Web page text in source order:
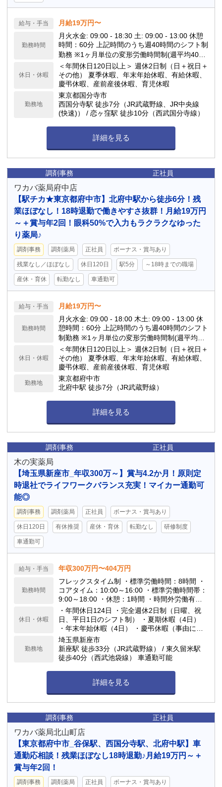
給与・手当 月給19万円〜
勤務時間
月火水金: 09:00 - 18:30 土: 09:00 - 13:00 休憩
時間：60分 上記時間のうち週40時間のシフト制
勤務 ※1ヶ月単位の変形労働時間制(週平均40時
間以内) 時間外労働：有（あっても月10時間以
内です！） 基本はサクッと定時退社できる日も
多いので、仕事終わりの予定も立てやすい環境
です。
休日・休暇
＜年間休日120日以上＞ 週休2日制（日＋祝日＋
その他） 夏季休暇、年末年始休暇、有給休暇、
慶弔休暇、産前産後休暇、育児休暇
勤務地
東京都国分寺市
西国分寺駅 徒歩7分（JR武蔵野線、JR中央線
(快速)） / 恋ヶ窪駅 徒歩10分（西武国分寺線）
詳細を見る
調剤事務 正社員
ワカバ薬局府中店
【駅チカ★東京都府中市】北府中駅から徒歩6分！残
業ほぼなし！18時退勤で働きやすさ抜群！月給19万円
～＋賞与年2回！眼科50%で入力もラクラクなゆった
り薬局♪
調剤事務 調剤薬局 正社員 ボーナス・賞与あり
残業なし／ほぼなし 休日120日 駅5分 ～18時までの職場
産休・育休 転勤なし 車通勤可
給与・手当 月給19万円〜
勤務時間
月火水金: 09:00 - 18:00 木土: 09:00 - 13:00 休
憩時間：60分 上記時間のうち週40時間のシフト
制勤務 ※1ヶ月単位の変形労働時間制(週平均40
時間以内) 時間外労働：有（あっても月10時間
以内です！） 基本はサクッと定時退社できる日
も多いので、仕事終わりの予定も立てやすい環
境です。
休日・休暇
＜年間休日120日以上＞ 週休2日制（日＋祝日＋
その他） 夏季休暇、年末年始休暇、有給休暇、
慶弔休暇、産前産後休暇、育児休暇
勤務地
東京都府中市
北府中駅 徒歩7分（JR武蔵野線）
詳細を見る
調剤事務 正社員
木の実薬局
【埼玉県新座市_年収300万～】賞与4.2か月！原則定
時退社でライフワークバランス充実！マイカー通勤可
能◎
調剤事務 調剤薬局 正社員 ボーナス・賞与あり
休日120日 有休推奨 産休・育休 転勤なし 研修制度
車通勤可
給与・手当 年収300万円〜404万円
勤務時間
フレックスタイム制 ・標準労働時間：8時間 ・
コアタイム：10:00～16:00 ・標準労働時間帯：
9:00～18:00 ・休憩：1時間 ・時間外労働有
無：有
休日・休暇
・年間休日124日 ・完全週休2日制（日曜、祝
日、平日1日のシフト制） ・夏期休暇（4日）
・年末年始休暇（4日） ・慶弔休暇（事由によ
り2～7日） ・育児・介護休暇
勤務地
埼玉県新座市
新座駅 徒歩33分（JR武蔵野線） / 東久留米駅
徒歩40分（西武池袋線） 車通勤可能
詳細を見る
調剤事務 正社員
ワカバ薬局北山町店
【東京都府中市_谷保駅、西国分寺駅、北府中駅】車
通勤応相談！残業ほぼなし18時退勤♪月給19万円～＋
賞与年2回！
調剤事務 調剤薬局 正社員 ボーナス・賞与あり